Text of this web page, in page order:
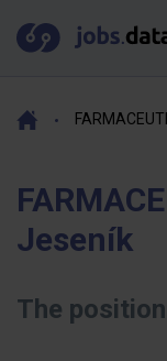
Jeseník
The